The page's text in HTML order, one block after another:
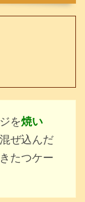
を焼い
ぜ込んだ
たつケー